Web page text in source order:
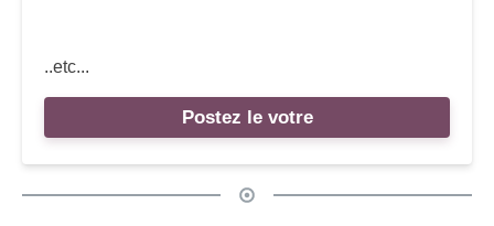
..etc...
Postez le votre